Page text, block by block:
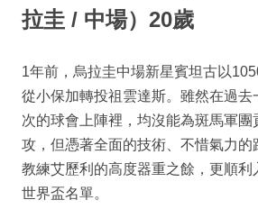
拉圭 / 中場）20歲
1年前，烏拉圭中場新星賓坦古以
從小保加轉投祖雲達斯。雖然在過去
次的球會上陣裡，均沒能為斑馬軍團
攻，但憑著全面的技術、不惜氣力的
教練艾歷利的高度器重之餘，更順利
世界盃名單。